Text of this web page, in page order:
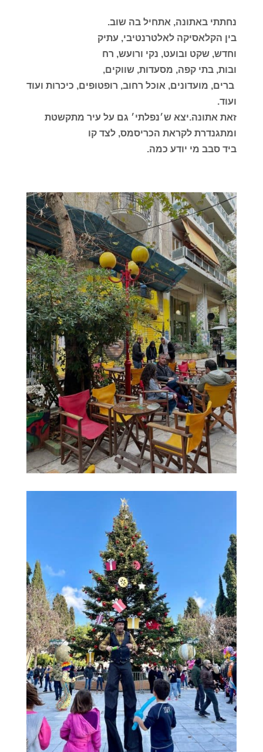
נחתתי באתונה, אתחיל בה שוב.
בין הקלאסיקה לאלטרנטיבי, עתיק
וחדש, שקט ובועט, נקי ורועש, רח
ובות, בתי קפה, מסעדות, שווקים,
ברים, מועדונים, אוכל רחוב, רופטופים, כיכרות ועוד
ועוד.
זאת אתונה.יצא ש׳נפלתי׳ גם על עיר מתקשטת
ומתגנדרת לקראת הכריסמס, לצד קו
ביד סבב מי יודע כמה.